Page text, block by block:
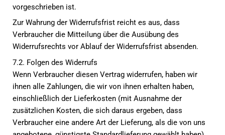
vorgeschrieben ist.
Zur Wahrung der Widerrufsfrist reicht es aus, dass
Verbraucher die Mitteilung über die Ausübung des
Widerrufsrechts vor Ablauf der Widerrufsfrist absenden.
7.2. Folgen des Widerrufs
Wenn Verbraucher diesen Vertrag widerrufen, haben wir
ihnen alle Zahlungen, die wir von ihnen erhalten haben,
einschließlich der Lieferkosten (mit Ausnahme der
zusätzlichen Kosten, die sich daraus ergeben, dass
Verbraucher eine andere Art der Lieferung, als die von uns